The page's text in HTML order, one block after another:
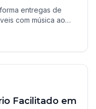
entregas de
com música ao
Facilitado em